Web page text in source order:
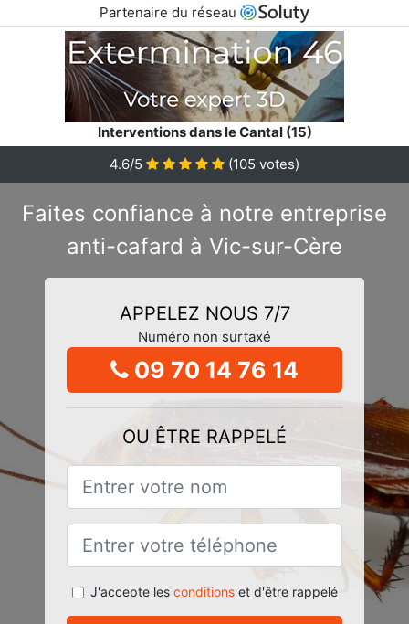
Partenaire du réseau
Interventions dans le Cantal (15)
4.6/5
(105 votes)
Faites confiance à notre entreprise
anti-cafard à Vic-sur-Cère
APPELEZ NOUS 7/7
Numéro non surtaxé
09 70 14 76 14
OU ÊTRE RAPPELÉ
J'accepte les conditionset d'être rappelé